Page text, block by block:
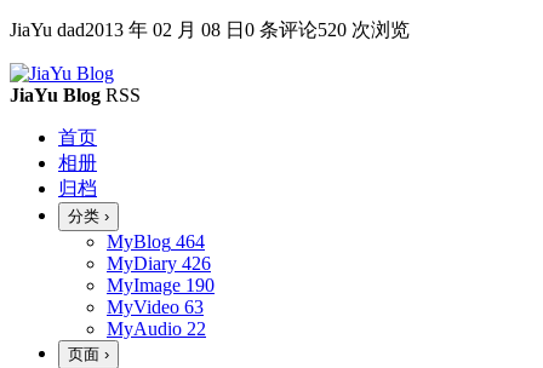
JiaYu dad2013 年 02 月 08 日 0 条评论520 次浏览
JiaYu Blog RSS
首页
相册
归档
分类 ›
MyBlog 464
MyDiary 426
MyImage 190
MyVideo 63
MyAudio 22
页面 ›